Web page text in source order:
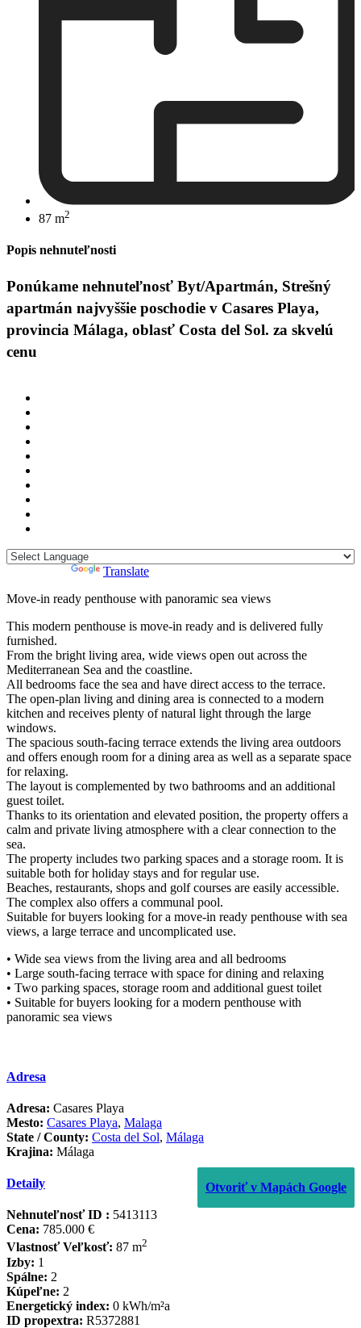
87 m2
Popis nehnuteľnosti
Ponúkame nehnuteľnosť Byt/Apartmán, Strešný
apartmán najvyššie poschodie v Casares Playa,
provincia Málaga, oblasť Costa del Sol. za skvelú
cenu
Translate
Move-in ready penthouse with panoramic sea views
This modern penthouse is move-in ready and is delivered fully
furnished.
From the bright living area, wide views open out across the
Mediterranean Sea and the coastline.
All bedrooms face the sea and have direct access to the terrace.
The open-plan living and dining area is connected to a modern
kitchen and receives plenty of natural light through the large
windows.
The spacious south-facing terrace extends the living area outdoors
and offers enough room for a dining area as well as a separate space
for relaxing.
The layout is complemented by two bathrooms and an additional
guest toilet.
Thanks to its orientation and elevated position, the property offers a
calm and private living atmosphere with a clear connection to the
sea.
The property includes two parking spaces and a storage room. It is
suitable both for holiday stays and for regular use.
Beaches, restaurants, shops and golf courses are easily accessible.
The complex also offers a communal pool.
Suitable for buyers looking for a move-in ready penthouse with sea
views, a large terrace and uncomplicated use.
• Wide sea views from the living area and all bedrooms
• Large ‌south-facing ‌terrace ‌with ‌space ‌for dining ‌and ‌relaxing
• Two ‌parking spaces, ‌storage room and ‌additional ‌guest ‌toilet
• Suitable for ‌buyers ‌looking for a ‌modern ‌penthouse ‌with
‌panoramic ‌sea ‌views
Adresa
Adresa: Casares Playa
Mesto: Casares Playa, Malaga
State / County: Costa del Sol, Málaga
Krajina: Málaga
Otvoriť v Mapách Google
Detaily
Nehnuteľnosť ID : 5413113
Cena: 785.000 €
Vlastnosť Veľkosť: 87 m2
Izby: 1
Spálne: 2
Kúpeľne: 2
Energetický index: 0 kWh/m²a
ID propextra: R5372881